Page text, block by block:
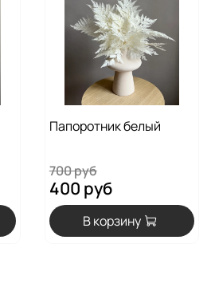
Папоротник белый
700 руб
400 руб
В корзину